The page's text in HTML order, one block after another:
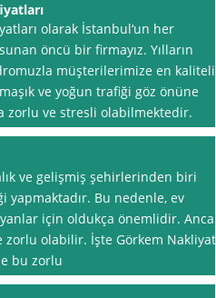
olarak İstanbul‘un her
öncü bir firmayız. Yılların
müşterilerimize en kaliteli
ve yoğun trafiği göz önüne
zorlu ve stresli olabilmektedir.
ve gelişmiş şehirlerinden biri
yapmaktadır. Bu nedenle, ev
için oldukça önemlidir. Ancak,
zorlu olabilir. İşte Görkem Nakliyat
bu zorlu